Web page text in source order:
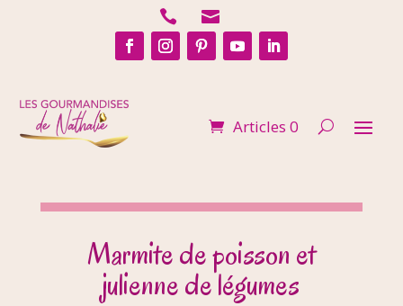
 
Articles 0
Marmite de poisson et
julienne de légumes